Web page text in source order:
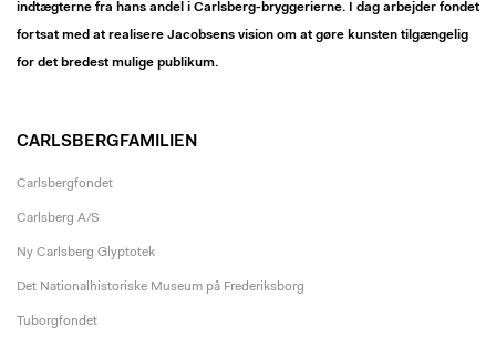
indtægterne fra hans andel i Carlsberg-bryggerierne. I dag arbejder fondet
fortsat med at realisere Jacobsens vision om at gøre kunsten tilgængelig
for det bredest mulige publikum.
CARLSBERGFAMILIEN
Carlsbergfondet
Carlsberg A/S
Ny Carlsberg Glyptotek
Det Nationalhistoriske Museum på Frederiksborg
Tuborgfondet